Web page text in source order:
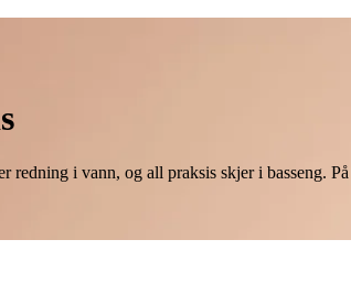
i vann, og all praksis skjer i basseng.